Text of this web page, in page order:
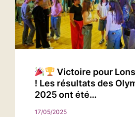
Victoire pour
! Les résultats des
2025 ont été…
17/05/2025